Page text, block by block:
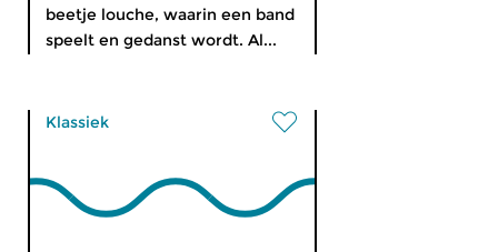
beetje louche, waarin een band
speelt en gedanst wordt. Al...
Klassiek